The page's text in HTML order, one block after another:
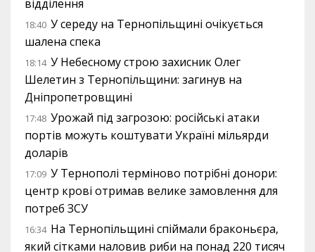
відділення
18:40 У середу на Тернопільщині очікується
шалена спека
18:14 У Небесному строю захисник Олег
Шелетин з Тернопільщини: загинув на
Дніпропетровщині
17:48 Урожай під загрозою: російські атаки
портів можуть коштувати Україні мільярди
доларів
17:09 У Тернополі терміново потрібні донори:
центр крові отримав велике замовлення для
потреб ЗСУ
16:34 На Тернопільщині спіймали браконьєра,
який сітками наловив риби на понад 220 тисяч